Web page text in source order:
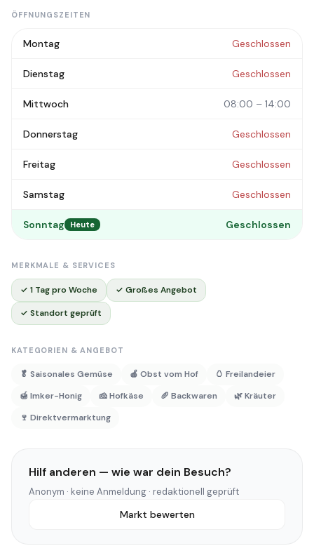
ÖFFNUNGSZEITEN
Montag Geschlossen
Dienstag Geschlossen
Mittwoch 08:00 – 14:00
Donnerstag Geschlossen
Freitag Geschlossen
Samstag Geschlossen
Sonntag Heute Geschlossen
MERKMALE & SERVICES
✓ 1 Tag pro Woche ✓ Großes Angebot
✓ Standort geprüft
KATEGORIEN & ANGEBOT
🥬 Saisonales Gemüse 🍎 Obst vom Hof
🥚 Freilandeier
🍯 Imker-Honig
🧀 Hofkäse 🥖 Backwaren
🌿 Kräuter
🍷 Direktvermarktung
Hilf anderen — wie war dein Besuch?
Anonym · keine Anmeldung · redaktionell geprüft
Markt bewerten